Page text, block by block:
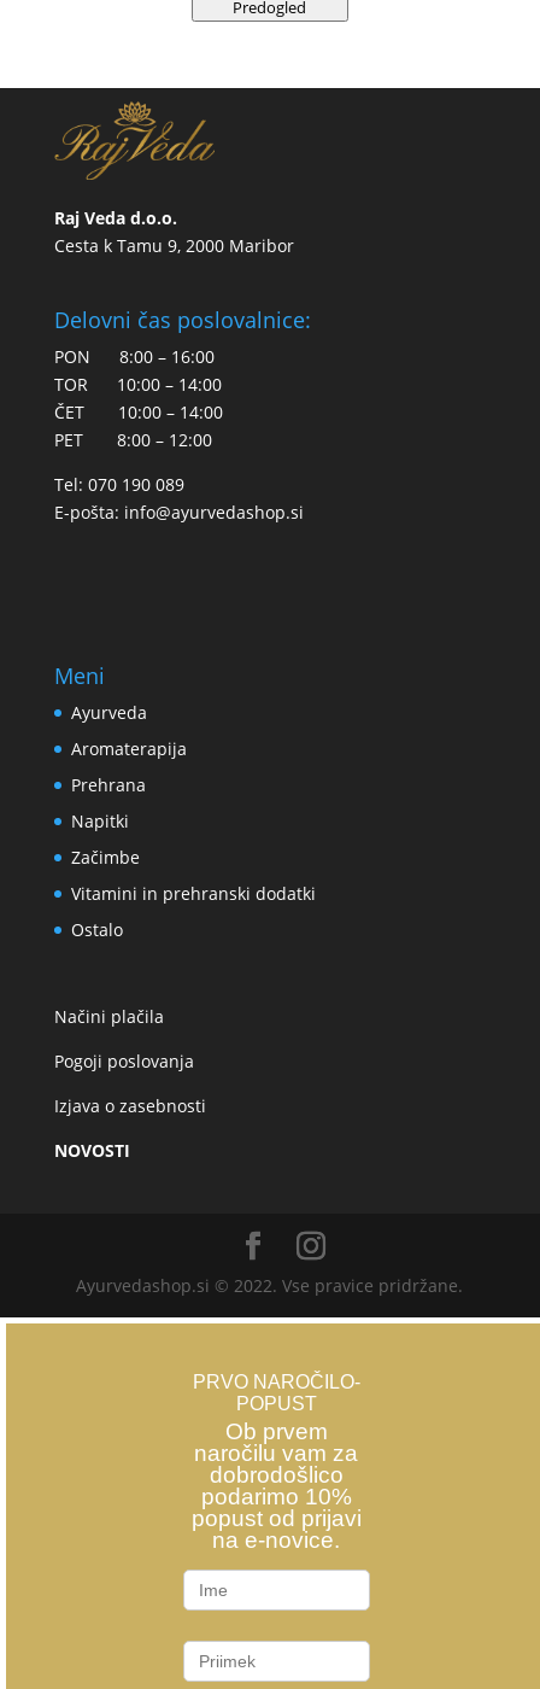
Predogled
Raj Veda d.o.o.
Cesta k Tamu 9, 2000 Maribor
Delovni čas poslovalnice:
PON 8:00 – 16:00
TOR 10:00 – 14:00
ČET 10:00 – 14:00
PET 8:00 – 12:00
Tel: 070 190 089
E-pošta: info@ayurvedashop.si
Meni
Ayurveda
Aromaterapija
Prehrana
Napitki
Začimbe
Vitamini in prehranski dodatki
Ostalo
Načini plačila
Pogoji poslovanja
Izjava o zasebnosti
NOVOSTI
Ayurvedashop.si © 2022. Vse pravice pridržane.
PRVO NAROČILO-
POPUST
Ob prvem
naročilu vam za
dobrodošlico
podarimo 10%
popust od prijavi
na e-novice.